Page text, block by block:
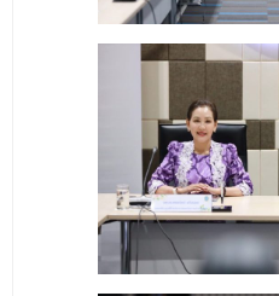
- ผลงาน/รางวัล
- งานวิจัย/นวัตกรรม